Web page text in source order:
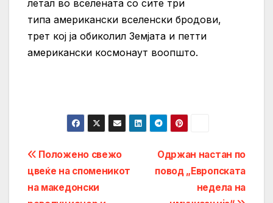
летал во вселената со сите три
типа американски вселенски бродови,
трет кој ја обиколил Земјата и петти
американски космонаут воопшто.
Post
navigation
Одржан настан по
повод „Европската
недела на
Положено свежо
цвеќе на споменикот
на македонски